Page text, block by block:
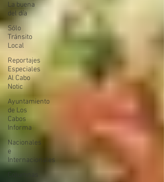
La buena
del día
Sólo
Tránsito
Local
Reportajes
Especiales
Al Cabo
Notic
Ayuntamiento
de Los
Cabos
Informa
Nacionales
e
Internacionales